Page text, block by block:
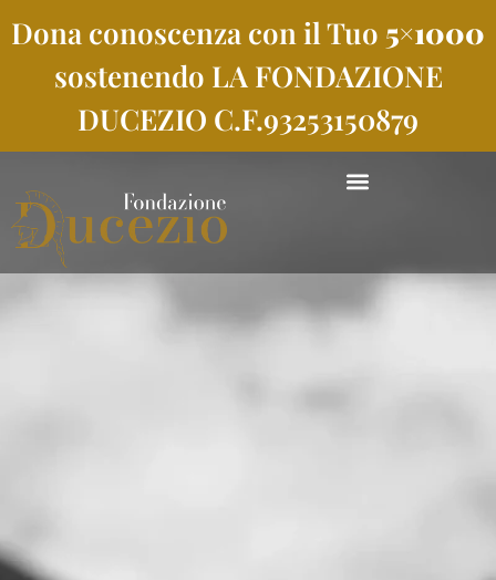
Dona conoscenza con il Tuo 5×1000
sostenendo LA FONDAZIONE
DUCEZIO C.F.93253150879